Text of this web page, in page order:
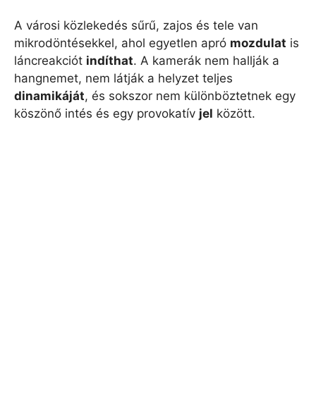
A városi közlekedés sűrű, zajos és tele van
mikrodöntésekkel, ahol egyetlen apró mozdulat is
láncreakciót indíthat. A kamerák nem hallják a
hangnemet, nem látják a helyzet teljes
dinamikáját, és sokszor nem különböztetnek egy
köszönő intés és egy provokatív jel között.